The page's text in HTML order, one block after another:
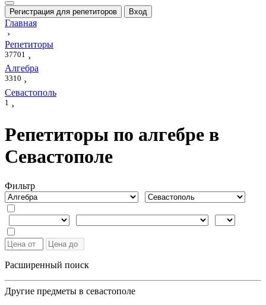
Регистрация для репетиторов Вход
Главная
›
Репетиторы
37701 ›
Алгебра
3310 ›
Севастополь
1 ›
Репетиторы по алгебре в
Севастополе
Фильтр
Расширенный поиск
Другие предметы в севастополе